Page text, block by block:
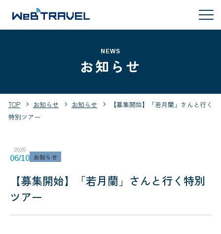
NEWS
お知らせ
TOP お知らせ お知らせ
【募集開始】「若月蘭」さんと行く
特別ツアー
2026
06/10 お知らせ
【募集開始】「若月蘭」さんと行く特別
ツアー